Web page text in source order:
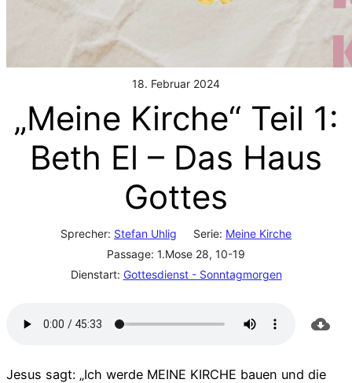
18. Februar 2024
„Meine Kirche“ Teil 1:
Beth El – Das Haus
Gottes
Sprecher: Stefan Uhlig Serie: Meine Kirche
Passage: 1.Mose 28, 10-19
Dienstart: Gottesdienst - Sonntagmorgen
Jesus sagt: „Ich werde MEINE KIRCHE bauen und die